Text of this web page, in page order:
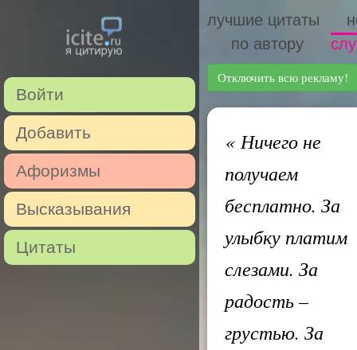
Войти
Добавить
Афоризмы
Высказывания
Цитаты
лучшие цитаты
по автору
Отключить всю рекламу!
«Ничего не
получаем
бесплатно. За
улыбку платим
слезами. За
радость –
грустью. За